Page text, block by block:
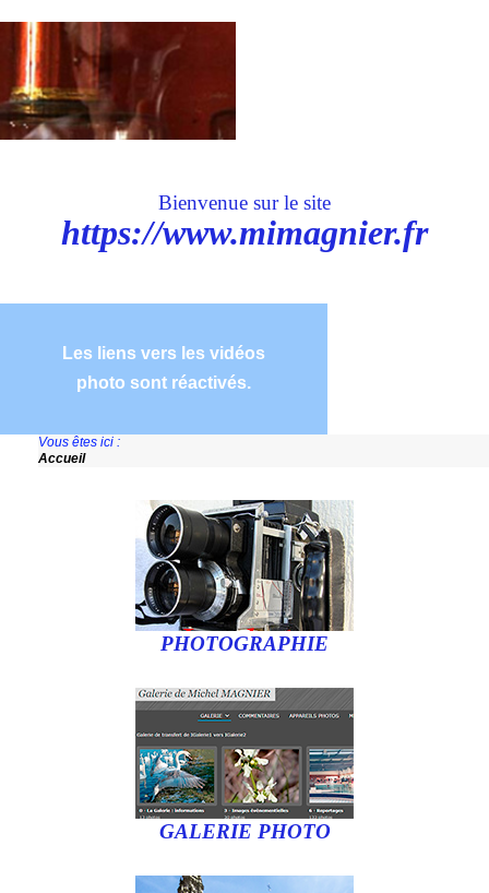
Bienvenue sur le site
https://www.mimagnier.fr
Les liens vers les vidéos
photo sont réactivés.
Vous êtes ici :
Accueil
PHOTOGRAPHIE
GALERIE PHOTO